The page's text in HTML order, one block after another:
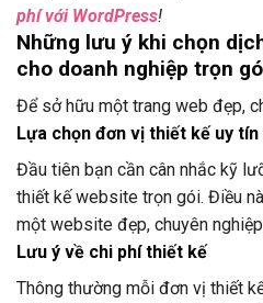
phí với WordPress!
Những lưu ý khi chọn
cho doanh nghiệp trọn
Để sở hữu một trang web đẹp,
Lựa chọn đơn vị thiết kế uy tín
Đầu tiên bạn cần cân nhắc kỹ
thiết kế website trọn gói. Điều
một website đẹp, chuyên
Lưu ý về chi phí thiết kế
Thông thường mỗi đơn vị thiết